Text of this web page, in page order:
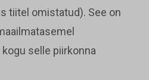
tiitel omistatud). See on
selle piirkonna